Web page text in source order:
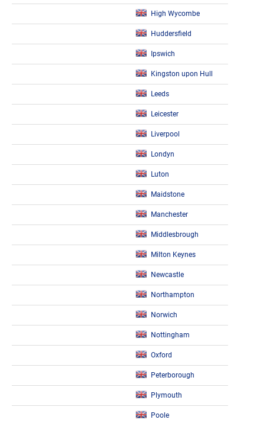
High Wycombe
Huddersfield
Ipswich
Kingston upon Hull
Leeds
Leicester
Liverpool
Londyn
Luton
Maidstone
Manchester
Middlesbrough
Milton Keynes
Newcastle
Northampton
Norwich
Nottingham
Oxford
Peterborough
Plymouth
Poole